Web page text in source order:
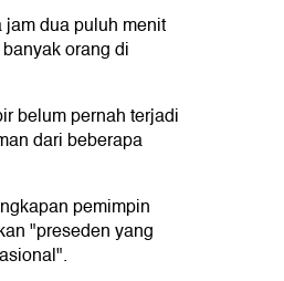
dua puluh menit
orang di
belum pernah terjadi
dari beberapa
pemimpin
"preseden yang